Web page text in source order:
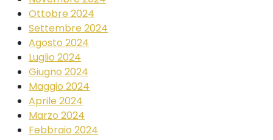
Ottobre 2024
Settembre 2024
Agosto 2024
Luglio 2024
Giugno 2024
Maggio 2024
Aprile 2024
Marzo 2024
Febbraio 2024